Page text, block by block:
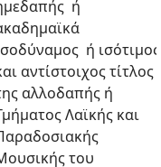
ή
ή ισότιμος
αντίστοιχος τίτλος
αλλοδαπής ή
Λαϊκής και
του